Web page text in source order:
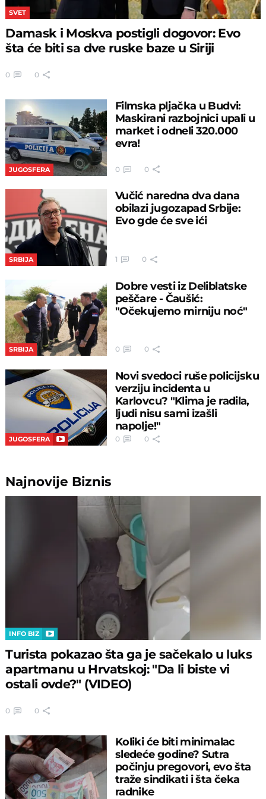
SVET
Damask i Moskva postigli dogovor: Evo
šta će biti sa dve ruske baze u Siriji
0 0
JUGOSFERA
Filmska pljačka u Budvi:
Maskirani razbojnici upali u
market i odneli 320.000
evra!
0 0
SRBIJA
Vučić naredna dva dana
obilazi jugozapad Srbije:
Evo gde će sve ići
1 0
SRBIJA
Dobre vesti iz Deliblatske
peščare - Čaušić:
"Očekujemo mirniju noć"
0 0
JUGOSFERA
Novi svedoci ruše policijsku
verziju incidenta u
Karlovcu? "Klima je radila,
ljudi nisu sami izašli
napolje!"
0 0
Najnovije Biznis
INFO BIZ
Turista pokazao šta ga je sačekalo u luks
apartmanu u Hrvatskoj: "Da li biste vi
ostali ovde?" (VIDEO)
0 0
Koliki će biti minimalac
sledeće godine? Sutra
počinju pregovori, evo šta
traže sindikati i šta čeka
radnike